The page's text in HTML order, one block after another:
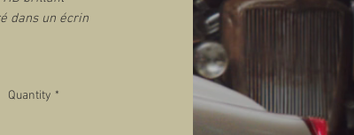
dans un écrin
Quantity *